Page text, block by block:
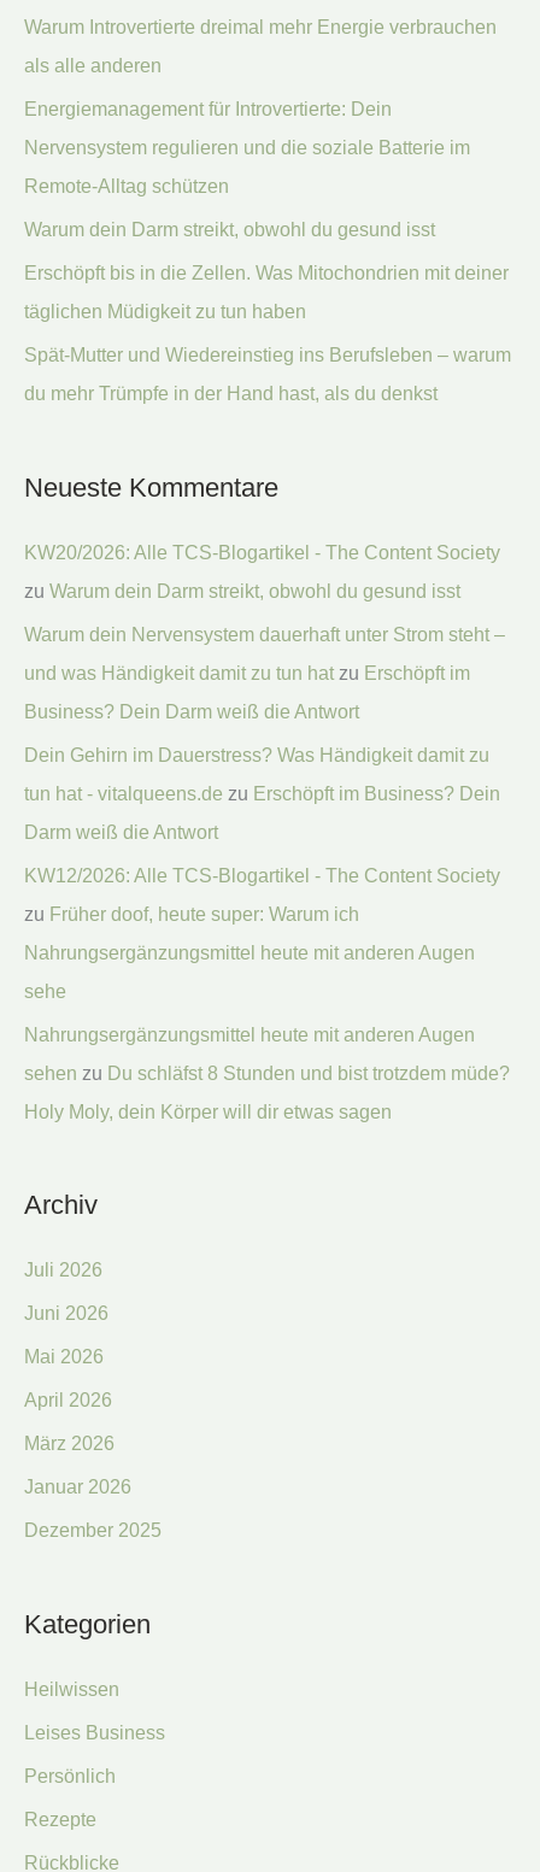
n
n
a
c
h
:
Warum Introvertierte dreimal mehr Energie verbrauchen
als alle anderen
Energiemanagement für Introvertierte: Dein
Nervensystem regulieren und die soziale Batterie im
Remote-Alltag schützen
Warum dein Darm streikt, obwohl du gesund isst
Erschöpft bis in die Zellen. Was Mitochondrien mit deiner
täglichen Müdigkeit zu tun haben
Spät-Mutter und Wiedereinstieg ins Berufsleben – warum
du mehr Trümpfe in der Hand hast, als du denkst
Neueste Kommentare
KW20/2026: Alle TCS-Blogartikel - The Content Society
zu Warum dein Darm streikt, obwohl du gesund isst
Warum dein Nervensystem dauerhaft unter Strom steht –
und was Händigkeit damit zu tun hat zu Erschöpft im
Business? Dein Darm weiß die Antwort
Dein Gehirn im Dauerstress? Was Händigkeit damit zu
tun hat - vitalqueens.de zu Erschöpft im Business? Dein
Darm weiß die Antwort
KW12/2026: Alle TCS-Blogartikel - The Content Society
zu Früher doof, heute super: Warum ich
Nahrungsergänzungsmittel heute mit anderen Augen
sehe
Nahrungsergänzungsmittel heute mit anderen Augen
sehen zu Du schläfst 8 Stunden und bist trotzdem müde?
Holy Moly, dein Körper will dir etwas sagen
Archiv
Juli 2026
Juni 2026
Mai 2026
April 2026
März 2026
Januar 2026
Dezember 2025
Kategorien
Heilwissen
Leises Business
Persönlich
Rezepte
Rückblicke